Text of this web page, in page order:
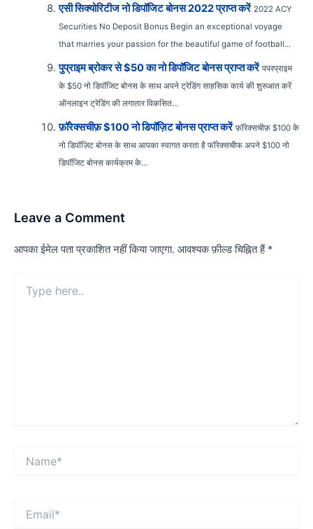
एसी सिक्योरिटीज नो डिपॉजिट बोनस 2022 प्राप्त करें 2022 ACY
Securities No Deposit Bonus Begin an exceptional voyage
that marries your passion for the beautiful game of football...
पुप्राइम ब्रोकर से $50 का नो डिपॉजिट बोनस प्राप्त करें पपरप्राइम
के $50 नो डिपॉजिट बोनस के साथ अपने ट्रेडिंग साहसिक कार्य की शुरुआत करें
ऑनलाइन ट्रेडिंग की लगातार विकसित...
फ़ॉरेक्सचीफ़ $100 नो डिपॉज़िट बोनस प्राप्त करें फ़ॉरेक्सचीफ़ $100 के
नो डिपॉज़िट बोनस के साथ आपका स्वागत करता है फॉरेक्सचीफ अपने $100 नो
डिपॉजिट बोनस कार्यक्रम के...
Leave a Comment
आपका ईमेल पता प्रकाशित नहीं किया जाएगा. आवश्यक फ़ील्ड चिह्नित हैं *
here..